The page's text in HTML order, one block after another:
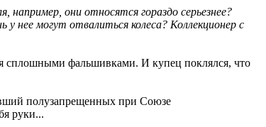
они относятся гораздо серьезнее?
нее могут отвалиться колеса? Коллекционер с
сплошными фальшивками. И купец поклялся, что
полузапрещенных при Союзе
руки...